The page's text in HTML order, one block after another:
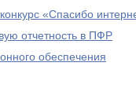
«Спасибо
отчетность в ПФР
обеспечения